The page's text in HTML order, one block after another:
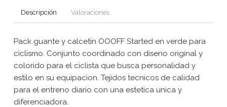
Descripción Valoraciones
Pack guante y calcetin OOOFF Started en verde para
ciclismo. Conjunto coordinado con diseno original y
colorido para el ciclista que busca personalidad y
estilo en su equipacion. Tejidos tecnicos de calidad
para el entreno diario con una estetica unica y
diferenciadora.